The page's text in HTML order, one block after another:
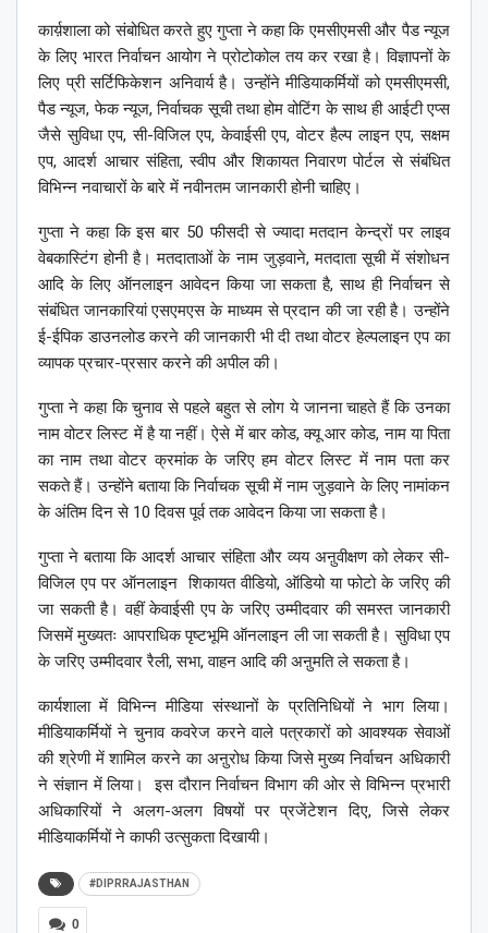
कार्य़शाला को संबोधित करते हुए गुप्ता ने कहा कि एमसीएमसी और पैड न्यूज
के लिए भारत निर्वाचन आयोग ने प्रोटोकोल तय कर रखा है। विज्ञापनों के
लिए प्री सर्टिफिकेशन अनिवार्य है। उन्होंने मीडियाकर्मियों को एमसीएमसी,
पैड न्यूज, फेक न्यूज, निर्वाचक सूची तथा होम वोटिंग के साथ ही आईटी एप्स
जैसे सुविधा एप, सी-विजिल एप, केवाईसी एप, वोटर हैल्प लाइन एप, सक्षम
एप, आदर्श आचार संहिता, स्वीप और शिकायत निवारण पोर्टल से संबंधित
विभिन्न नवाचारों के बारे में नवीनतम जानकारी होनी चाहिए।
गुप्ता ने कहा कि इस बार 50 फीसदी से ज्यादा मतदान केन्द्रों पर लाइव
वेबकास्टिंग होनी है। मतदाताओं के नाम जुड़वाने, मतदाता सूची में संशोधन
आदि के लिए ऑनलाइन आवेदन किया जा सकता है, साथ ही निर्वाचन से
संबंधित जानकारियां एसएमएस के माध्यम से प्रदान की जा रही है। उन्होंने
ई-ईपिक डाउनलोड करने की जानकारी भी दी तथा वोटर हेल्पलाइन एप का
व्यापक प्रचार-प्रसार करने की अपील की।
गुप्ता ने कहा कि चुनाव से पहले बहुत से लोग ये जानना चाहते हैं कि उनका
नाम वोटर लिस्ट में है या नहीं। ऐसे में बार कोड, क्यू आर कोड, नाम या पिता
का नाम तथा वोटर क्रमांक के जरिए हम वोटर लिस्ट में नाम पता कर
सकते हैं। उन्होंने बताया कि निर्वाचक सूची में नाम जुड़वाने के लिए नामांकन
के अंतिम दिन से 10 दिवस पूर्व तक आवेदन किया जा सकता है।
गुप्ता ने बताया कि आदर्श आचार संहिता और व्यय अऩुवीक्षण को लेकर सी-
विजिल एप पर ऑनलाइन शिकायत वीडियो, ऑडियो या फोटो के जरिए की
जा सकती है। वहीं केवाईसी एप के जरिए उम्मीदवार की समस्त जानकारी
जिसमें मुख्यतः आपराधिक पृष्टभूमि ऑनलाइन ली जा सकती है। सुविधा एप
के जरिए उम्मीदवार रैली, सभा, वाहन आदि की अऩुमति ले सकता है।
कार्यशाला में विभिन्न मीडिया संस्थानों के प्रतिनिधियों ने भाग लिया।
मीडियाकर्मियों ने चुनाव कवरेज करने वाले पत्रकारों को आवश्यक सेवाओं
की श्रेणी में शामिल करने का अऩुरोध किया जिसे मुख्य निर्वाचन अधिकारी
ने संज्ञान में लिया। इस दौरान निर्वाचन विभाग की ओर से विभिन्न प्रभारी
अधिकारियों ने अलग-अलग विषयों पर प्रजेंटेशन दिए, जिसे लेकर
मीडियाकर्मियों ने काफी उत्सुकता दिखायी।
#DIPRRAJASTHAN
0